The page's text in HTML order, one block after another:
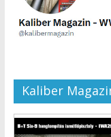
Kaliber